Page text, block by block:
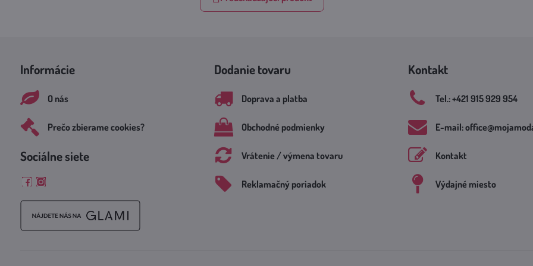
Informácie
O nás
Prečo zbierame cookies?
Sociálne siete
FacebookInstagram
Dodanie tovaru
Doprava a platba
Obchodné podmienky
Vrátenie / výmena tovaru
Reklamačný poriadok
Kontakt
Tel​.: +421 915 929 954
E-mail:
Kontakt
Výdajné miesto